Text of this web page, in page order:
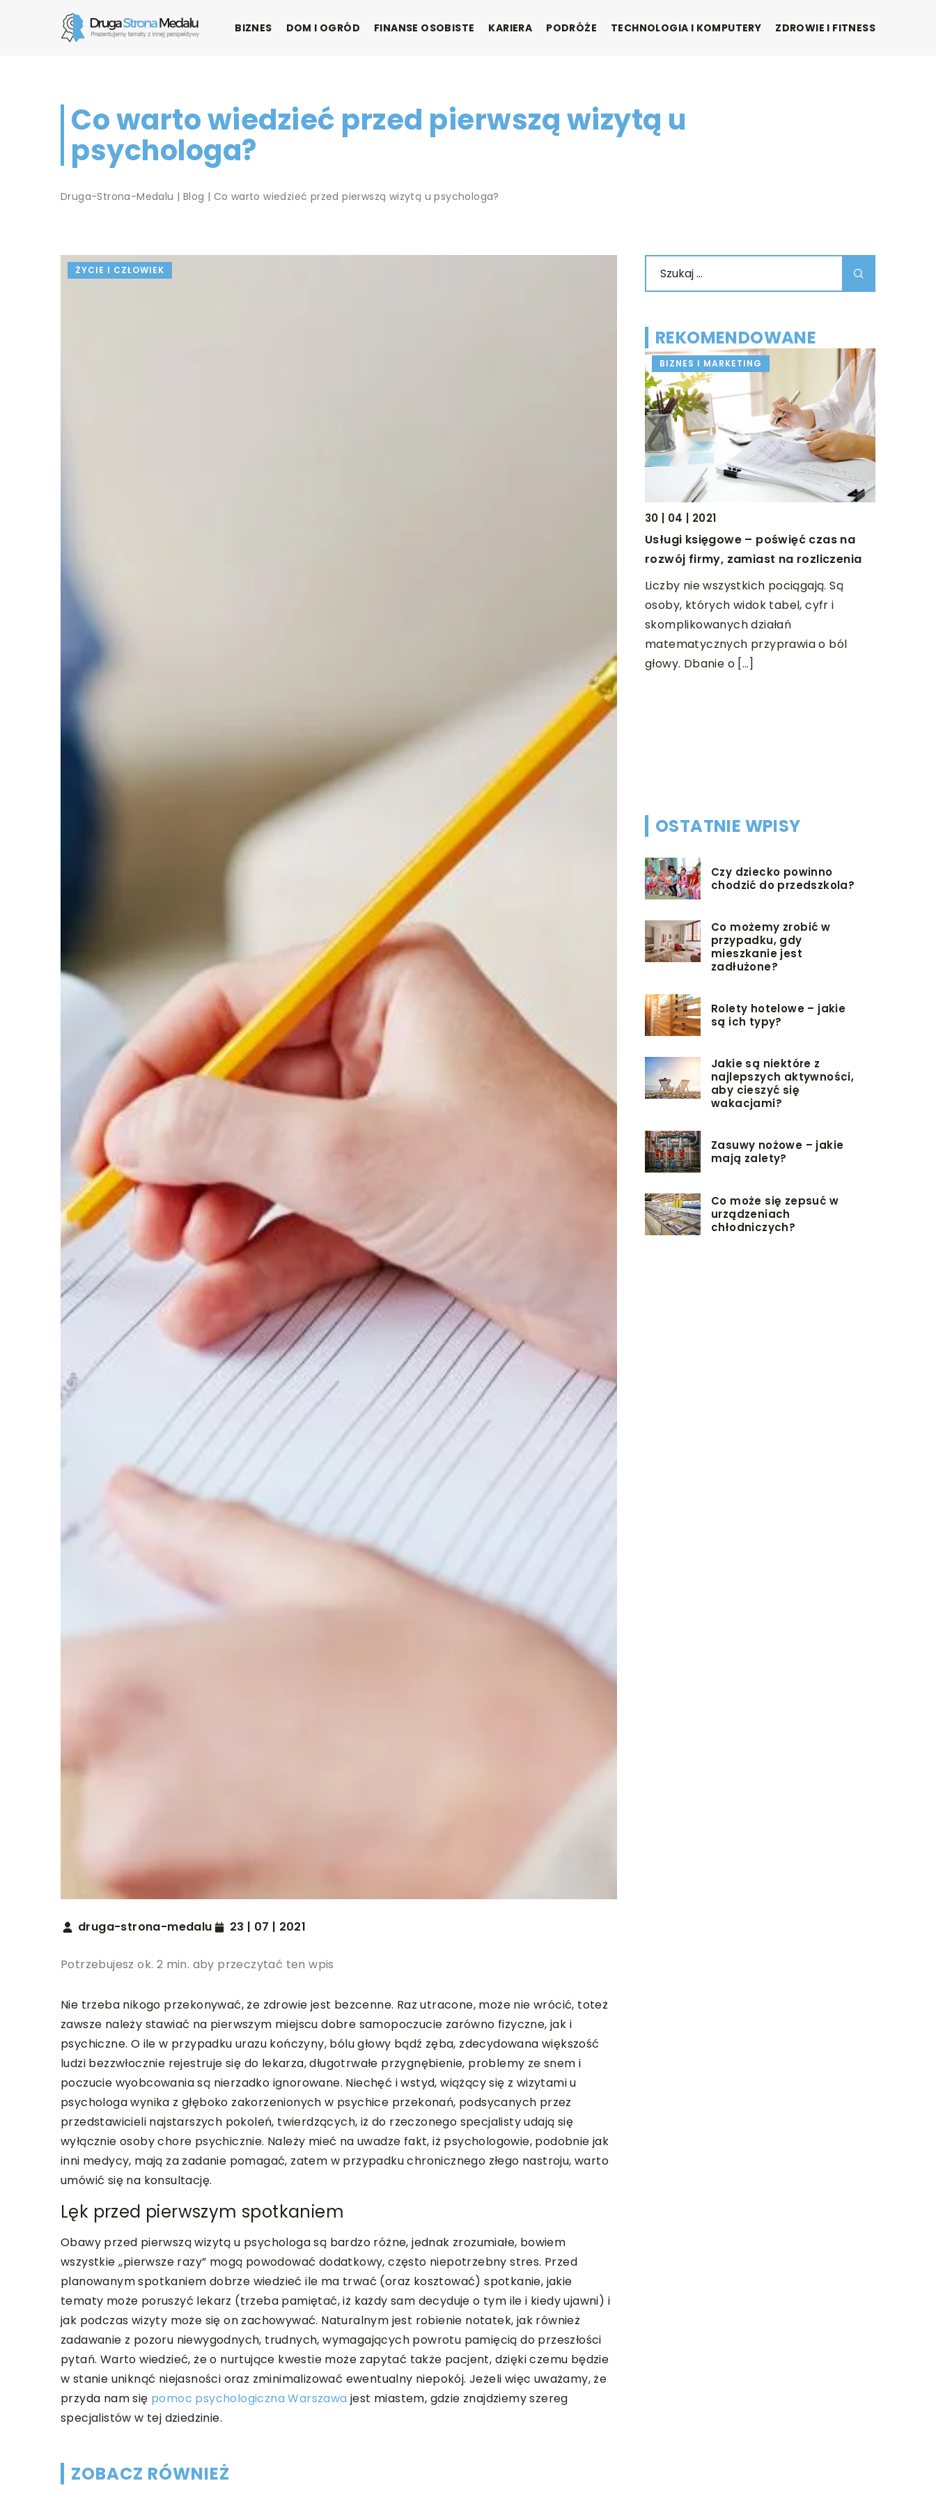
BIZNES DOM I OGRÓD FINANSE OSOBISTE KARIERA PODRÓŻE TECHNOLOGIA I KOMPUTERY ZDROWIE I FITNESS
Co warto wiedzieć przed pierwszą wizytą u
psychologa?
Druga-Strona-Medalu | Blog | Co warto wiedzieć przed pierwszą wizytą u psychologa?
ŻYCIE I CZŁOWIEK
druga-strona-medalu 23 | 07 | 2021
Potrzebujesz ok. 2 min. aby przeczytać ten wpis
Nie trzeba nikogo przekonywać, że zdrowie jest bezcenne. Raz utracone, może nie wrócić, toteż
zawsze należy stawiać na pierwszym miejscu dobre samopoczucie zarówno fizyczne, jak i
psychiczne. O ile w przypadku urazu kończyny, bólu głowy bądź zęba, zdecydowana większość
ludzi bezzwłocznie rejestruje się do lekarza, długotrwałe przygnębienie, problemy ze snem i
poczucie wyobcowania są nierzadko ignorowane. Niechęć i wstyd, wiążący się z wizytami u
psychologa wynika z głęboko zakorzenionych w psychice przekonań, podsycanych przez
przedstawicieli najstarszych pokoleń, twierdzących, iż do rzeczonego specjalisty udają się
wyłącznie osoby chore psychicznie. Należy mieć na uwadze fakt, iż psychologowie, podobnie jak
inni medycy, mają za zadanie pomagać, zatem w przypadku chronicznego złego nastroju, warto
umówić się na konsultację.
Lęk przed pierwszym spotkaniem
Obawy przed pierwszą wizytą u psychologa są bardzo różne, jednak zrozumiałe, bowiem
wszystkie ,,pierwsze razy” mogą powodować dodatkowy, często niepotrzebny stres. Przed
planowanym spotkaniem dobrze wiedzieć ile ma trwać (oraz kosztować) spotkanie, jakie
tematy może poruszyć lekarz (trzeba pamiętać, iż każdy sam decyduje o tym ile i kiedy ujawni) i
jak podczas wizyty może się on zachowywać. Naturalnym jest robienie notatek, jak również
zadawanie z pozoru niewygodnych, trudnych, wymagających powrotu pamięcią do przeszłości
pytań. Warto wiedzieć, że o nurtujące kwestie może zapytać także pacjent, dzięki czemu będzie
w stanie uniknąć niejasności oraz zminimalizować ewentualny niepokój. Jeżeli więc uważamy, że
przyda nam się pomoc psychologiczna Warszawa jest miastem, gdzie znajdziemy szereg
specjalistów w tej dziedzinie.
ZOBACZ RÓWNIEŻ
REKOMENDOWANE
na hartowanie powierzchniowe?
Hartowanie to specjalistyczna obróbka
metalu, która pozwala zwiększyć jego
wytrzymałość, twardość, sprężystość,
jak i odporność na ścieranie. Tego
rodzaju usługi […]
BIZNES I MARKETING
30 | 04 | 2021
Usługi księgowe – poświęć czas na
rozwój firmy, zamiast na rozliczenia
Liczby nie wszystkich pociągają. Są
osoby, których widok tabel, cyfr i
skomplikowanych działań
matematycznych przyprawia o ból
głowy. Dbanie o […]
OSTATNIE WPISY
Czy dziecko powinno
chodzić do przedszkola?
Co możemy zrobić w
przypadku, gdy
mieszkanie jest
zadłużone?
Rolety hotelowe – jakie
są ich typy?
Jakie są niektóre z
najlepszych aktywności,
aby cieszyć się
wakacjami?
Zasuwy nożowe – jakie
mają zalety?
Co może się zepsuć w
urządzeniach
chłodniczych?